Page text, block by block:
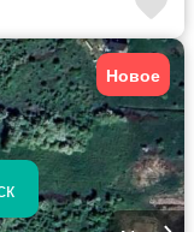
Новое